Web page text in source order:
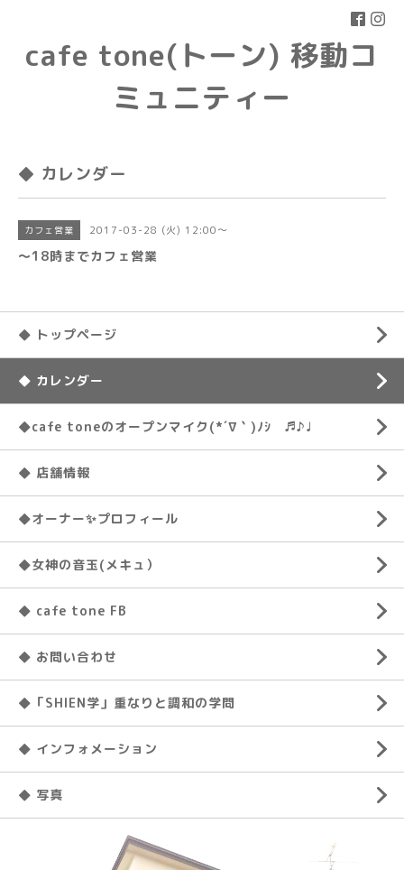
cafe tone(トーン) 移動コ
ミュニティー
◆ カレンダー
カフェ営業 2017-03-28 (火) 12:00～
〜18時までカフェ営業
◆ トップページ
◆ カレンダー
◆cafe toneのオープンマイク(*´∇｀)ﾉｼ ♬♪♩
◆ 店舗情報
◆オーナー✨プロフィール
◆女神の音玉(メキュ）
◆ cafe tone FB
◆ お問い合わせ
◆「SHIEN学」重なりと調和の学問
◆ インフォメーション
◆ 写真